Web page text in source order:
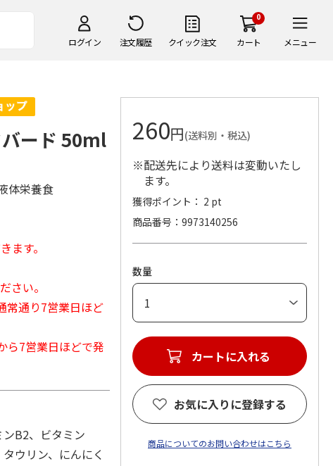
ログイン 注文履歴 クイック注文
0
カート メニュー
ード 50ml
体栄養食
ます。
さい。
常通り7営業日ほど
ら7営業日ほどで発
B2、ビタミン
ウリン、にんにく
260円(送料別・税込)
※配送先により送料は変動いたし
ます。
獲得ポイント： 2 pt
商品番号
9973140256
数量
カートに入れる
お気に入りに登録する
商品についてのお問い合わせはこちら